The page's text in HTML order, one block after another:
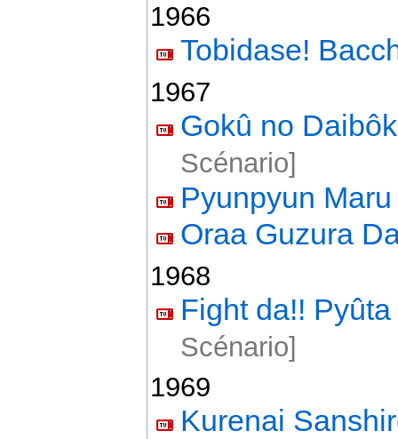
1966
Tobidase!
1967
Gokû no
Scénario]
Pyunpyun Maru
Oraa Guzura
1968
Fight da!! Pyûta
Scénario]
1969
Kurenai